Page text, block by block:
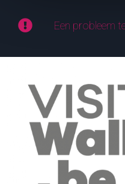
Een probleem